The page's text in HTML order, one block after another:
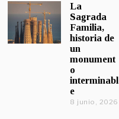
La
Sagrada
Familia,
historia de
un
monument
o
interminabl
e
8 junio, 2026